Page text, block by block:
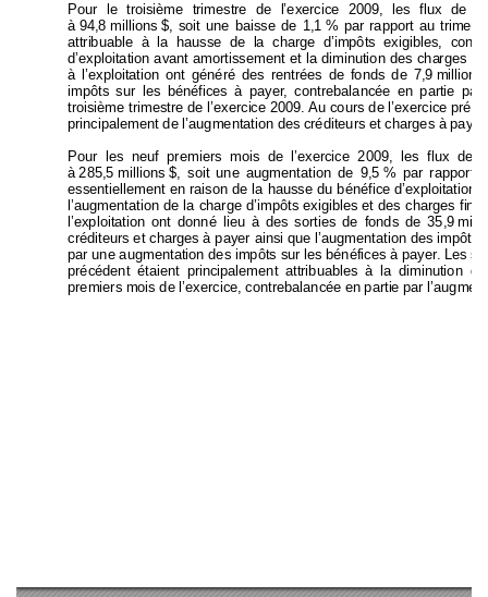
Pour le troisième trimestre de l’exercice 2009, les flux de
à 94,8 millions $, soit une baisse de 1,1 % par rapport au trim
attribuable à la hausse de la charge d’impôts exigibles, cont
d’exploitation avant amortissement et la diminution des charges
à l’exploitation ont généré des rentrées de fonds de 7,9
impôts sur les bénéfices à payer, contrebalancée en partie par
troisième trimestre de l’exercice 2009. Au cours de l’exercice
principalement de l’augmentation des créditeurs et charges à
Pour les neuf premiers mois de l’exercice 2009, les flux de
à 285,5 millions $, soit une augmentation de 9,5 % par rapport
essentiellement en raison de la hausse du bénéfice d’exploitation
l’augmentation de la charge d’impôts exigibles et des charges
l’exploitation ont donné lieu à des sorties de fonds de 35, 9
créditeurs et charges à payer ainsi que l’augmentation des impôts
par une augmentation des impôts sur l es bénéfices à payer. Les
précédent étaient principalement attribuables à la diminution
premiers mois de l’exercice, contrebalancée en partie par